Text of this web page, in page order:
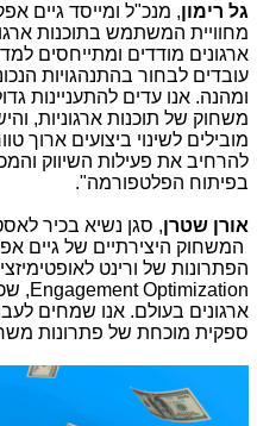
גל רימון, מנכ"ל ומייסד גיים
מחוויית המשתמש בתוכנות
ארגונים מודדים ומתייחסים
עובדים לבחור בהתנהגויות
ומהנה. אנו עדים להתעניינות
משחוק של תוכנות ארגוניות,
מובילים לשינוי ביצועים ארוך
להרחיב את פעילות השיווק
בפיתוח הפלטפורמה".
אורן שטרן, סגן נשיא בכיר
המשחוק היצירתיים של גיים
הפתרונות של ורינט
Engagement Optimization
,
ארגונים בעולם. אנו שמחים
ספקית מוכחת של פתרונות